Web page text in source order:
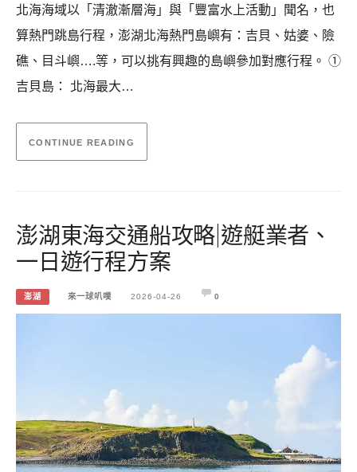
北海海域以「清澈漸層海」與「豐富水上活動」聞名，也
算熱門跳島行程，澎湖北海熱門島嶼有：吉貝、姑婆、險
礁、目斗嶼….等，可以挑有興趣的島嶼參加對應行程。 ①
吉貝島： 北海最大…
CONTINUE READING
澎湖東海交通船攻略|遊艇業者、
一日遊行程方案
澎湖 來一球叭噗 2026-04-26 0